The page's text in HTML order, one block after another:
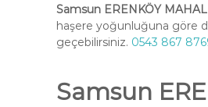
Samsun ERENKÖY
haşere yoğunluğuna göre
geçebilirsiniz. 0543 867
Samsun